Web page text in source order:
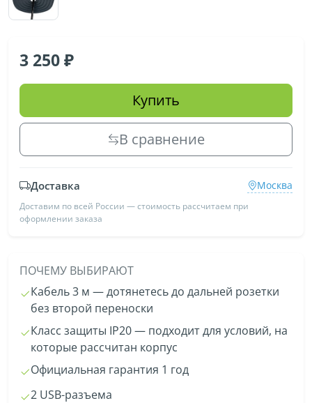
3 250
Купить
В сравнение
Доставка Москва
Доставим по всей России — стоимость рассчитаем при
оформлении заказа
ПОЧЕМУ ВЫБИРАЮТ
Кабель 3 м — дотянетесь до дальней розетки
без второй переноски
Класс защиты IP20 — подходит для условий, на
которые рассчитан корпус
Официальная гарантия 1 год
2 USB-разъема